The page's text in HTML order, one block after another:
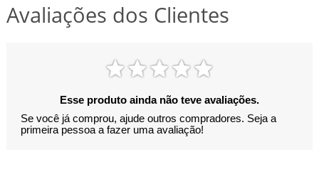
Avaliações dos Clientes
Esse produto ainda não teve avaliações.
Se você já comprou, ajude outros compradores. Seja a
primeira pessoa a fazer uma avaliação!